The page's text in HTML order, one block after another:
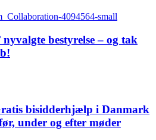
bestyrelse – og tak
bisidderhjælp i Danmark
under og efter møder